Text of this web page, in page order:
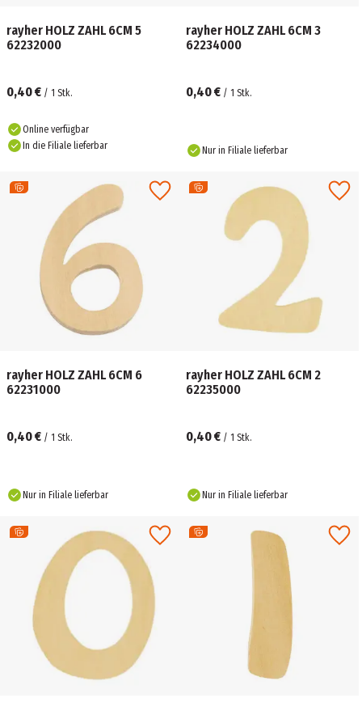
rayher HOLZ ZAHL 6CM 5
62232000
0,40 € / 1 Stk.
Online verfügbar
In die Filiale lieferbar
rayher HOLZ ZAHL 6CM 3
62234000
0,40 € / 1 Stk.
Nur in Filiale lieferbar
rayher HOLZ ZAHL 6CM 6
62231000
0,40 € / 1 Stk.
Nur in Filiale lieferbar
rayher HOLZ ZAHL 6CM 2
62235000
0,40 € / 1 Stk.
Nur in Filiale lieferbar